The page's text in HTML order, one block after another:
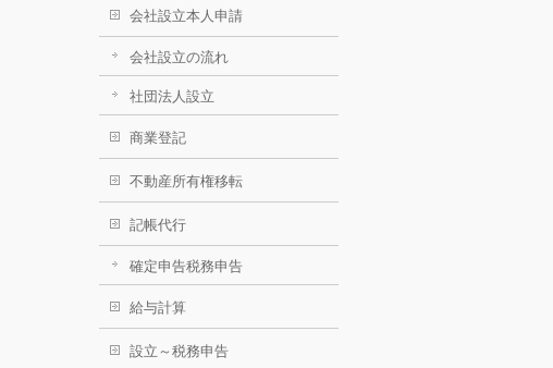
会社設立本人申請
会社設立の流れ
社団法人設立
商業登記
不動産所有権移転
記帳代行
確定申告税務申告
給与計算
設立～税務申告